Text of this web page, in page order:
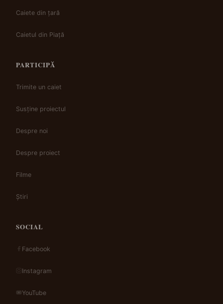
Caiete din țară
Caietul din Piață
PARTICIPĂ
Trimite un caiet
Susține proiectul
Despre noi
Despre proiect
Filme
Știri
SOCIAL
Facebook
Instagram
YouTube